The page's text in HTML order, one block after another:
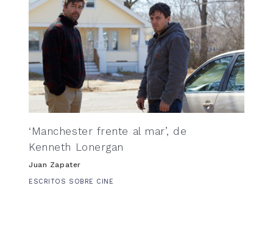
‘Manchester frente al mar’, de
Kenneth Lonergan
Juan Zapater
ESCRITOS SOBRE CINE